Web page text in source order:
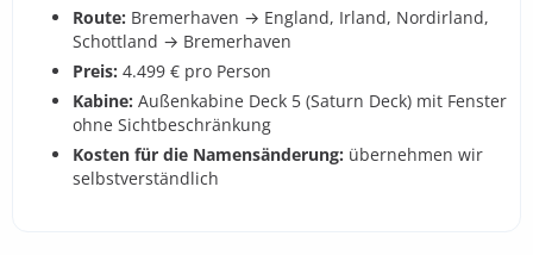
Route: Bremerhaven → England, Irland, Nordirland,
Schottland → Bremerhaven
Preis: 4.499 € pro Person
Kabine: Außenkabine Deck 5 (Saturn Deck) mit Fenster
ohne Sichtbeschränkung
Kosten für die Namensänderung: übernehmen wir
selbstverständlich